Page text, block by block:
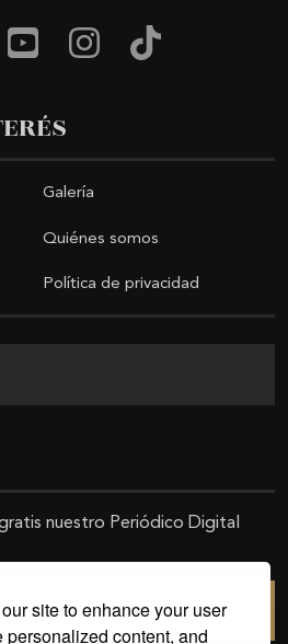
site to enhance your user
content, and
Galería
Quiénes somos
Política de privacidad
nuestro Periódico Digital